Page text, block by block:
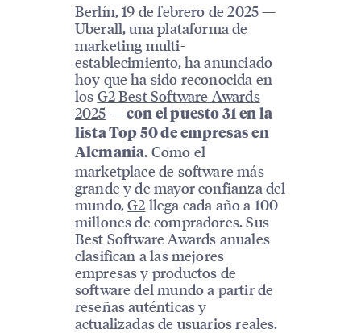
Berlín, 19 de febrero de 2025 —
Uberall, una plataforma de
marketing multi-
establecimiento, ha anunciado
hoy que ha sido reconocida en
los G2 Best Software Awards
2025 —con el puesto 31 en la
lista Top 50 de empresas en
Alemania. Como el
marketplace de software más
grande y de mayor confianza del
mundo,G2 llega cada año a 100
millones de compradores. Sus
Best Software Awards anuales
clasifican a las mejores
empresas y productos de
software del mundo a partir de
reseñas auténticas y
actualizadas de usuarios reales.